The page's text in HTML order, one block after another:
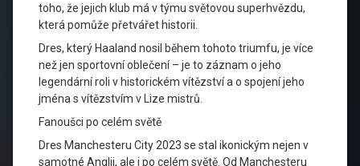
toho, že jejich klub má v týmu světovou superhvězdu,
která pomůže přetvářet historii.
Dres, který Haaland nosil během tohoto triumfu, je více
než jen sportovní oblečení – je to záznam o jeho
legendární roli v historickém vítězství a o spojení jeho
jména s vítězstvím v Lize mistrů.
Fanoušci po celém světě
Dres Manchesteru City 2023 se stal ikonickým nejen v
samotné Anglii, ale i po celém světě. Od Manchesteru